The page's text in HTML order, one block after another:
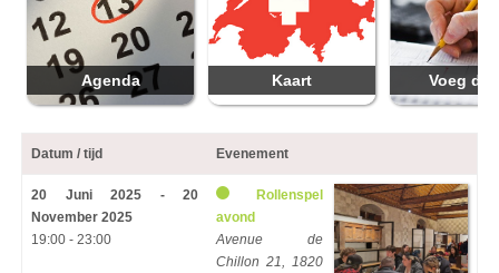
Agenda Kaart Voeg
Datum / tijd Evenement
20 Juni 2025 - 20
November 2025
19:00 - 23:00
Rollenspel
avond
Avenue de
Chillon 21, 1820